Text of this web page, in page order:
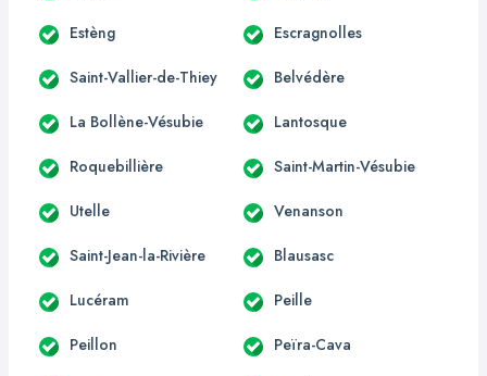
Estèng Escragnolles
Saint-Vallier-de-Thiey Belvédère
La Bollène-Vésubie Lantosque
Roquebillière Saint-Martin-Vésubie
Utelle Venanson
Saint-Jean-la-Rivière Blausasc
Lucéram Peille
Peillon Peïra-Cava